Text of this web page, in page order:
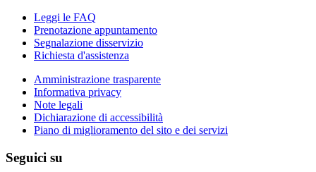
Leggi le FAQ
Prenotazione appuntamento
Segnalazione disservizio
Richiesta d'assistenza
Amministrazione trasparente
Informativa privacy
Note legali
Dichiarazione di accessibilità
Piano di miglioramento del sito e dei servizi
Seguici su